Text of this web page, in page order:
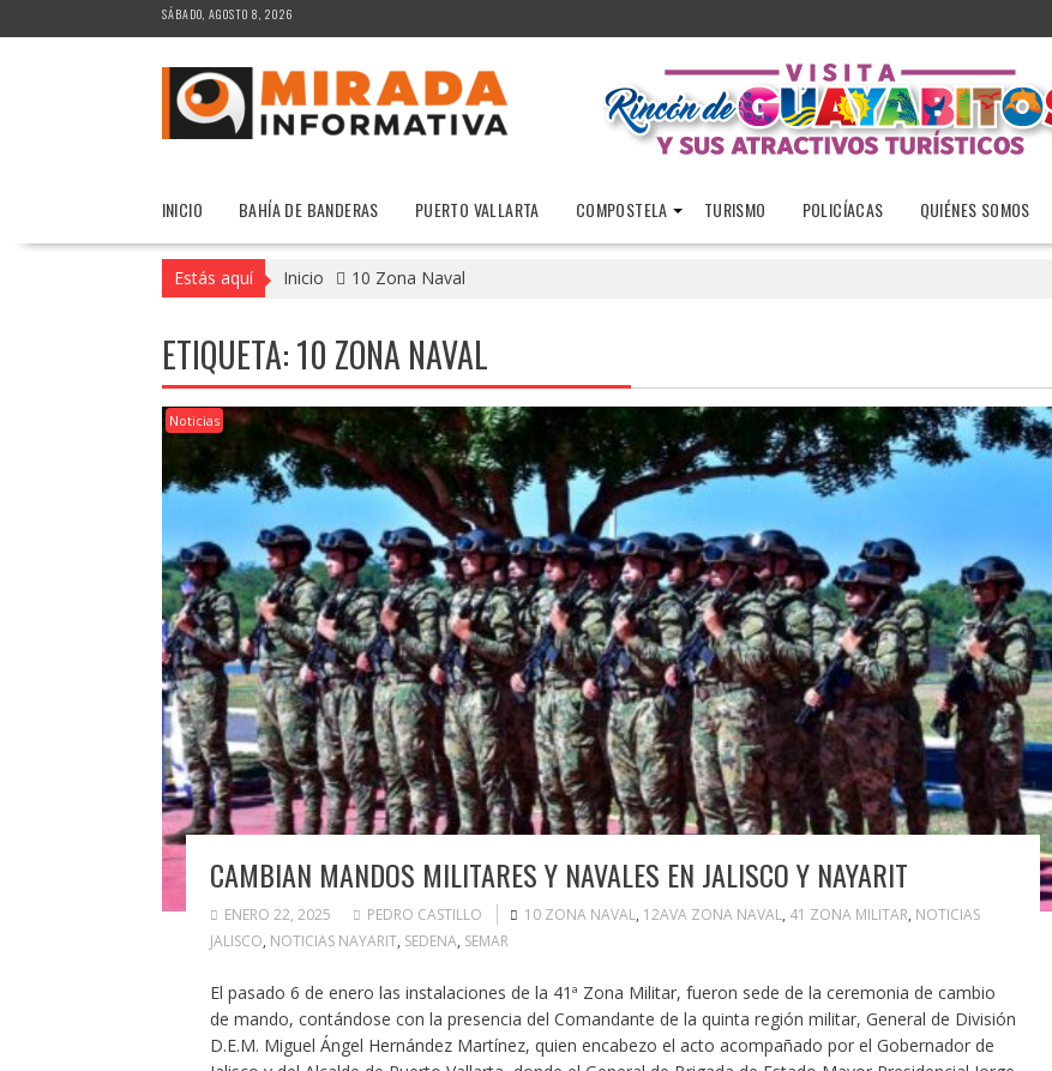
al
SÁBADO, AGOSTO 8, 2026
INICIO BAHÍA DE BANDERAS PUERTO VALLARTA COMPOSTELA TURISMO POLICÍACAS QUIÉNES SOMOS
Estás aquí Inicio 10 Zona Naval
ETIQUETA:10 ZONA NAVAL
Noticias
CAMBIAN MANDOS MILITARES Y NAVALES EN JALISCO Y NAYARIT
ENERO 22, 2025 PEDRO CASTILLO 10 ZONA NAVAL, 12AVA ZONA NAVAL, 41 ZONA MILITAR, NOTICIAS
JALISCO, NOTICIAS NAYARIT, SEDENA, SEMAR
El pasado 6 de enero las instalaciones de la 41ª Zona Militar, fueron sede de la ceremonia de cambio
de mando, contándose con la presencia del Comandante de la quinta región militar, General de División
D.E.M. Miguel Ángel Hernández Martínez, quien encabezo el acto acompañado por el Gobernador de